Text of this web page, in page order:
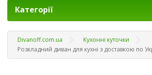
Категорії
Divanoff.com.ua
Кухонні куточки
Розкладний диван для кухні з доставкою по